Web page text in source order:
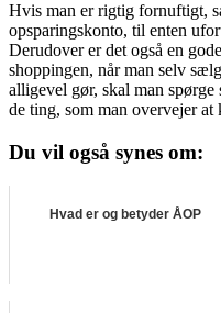
Hvis man er rigtig fornuftigt,
opsparingskonto, til enten
Derudover er det også en
shoppingen, når man selv
alligevel gør, skal man
de ting, som man overvejer at
Du vil også synes om:
Hvad er og betyder ÅOP